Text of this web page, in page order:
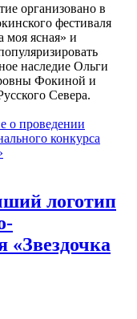
организовано в
фестиваля
моя ясная» и
наследие Ольги
Фокиной и
Севера.
о проведении
конкурса
логотип
«Звездочка